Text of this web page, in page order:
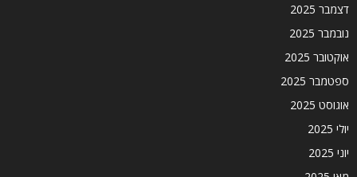
דצמבר 2025
נובמבר 2025
אוקטובר 2025
ספטמבר 2025
אוגוסט 2025
יולי 2025
יוני 2025